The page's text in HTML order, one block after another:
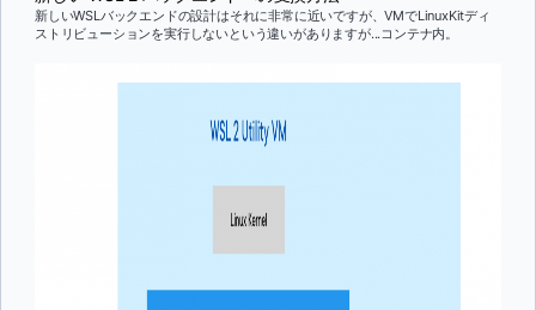
新しいWSLバックエンドの設計はそれに非常に近いですが、VMでLinuxKitディ
ストリビューションを実行しないという違いがありますが...コンテナ内。